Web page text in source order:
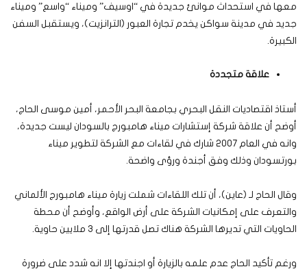
معها في استحداث موانئ جديدة في “اوسيف” وميناء “واسع” وميناء
جديد في مدينة سواكن يخدم تجارة العبور (الترانزيت)، ويستقبل السفن
الكبيرة.
علاقة متجددة
أستاذ اقتصاديات النقل البحري بجامعة البحر الأحمر، أمين موسى الحاج،
أوضح أن علاقة شركة إستشارات ميناء هامبورج بالسودان ليست جديدة،
وانه في العام 2007 شارك في لقاءات مع الشركة لتطوير ميناء
بورتسودان وذلك وفق أجندة ورؤى واضحة.
وقال الحاج لـ (عاين)، أن تلك اللقاءات شملت زيارة ميناء هامبورج الألماني
والتعرف على إمكانيات الشركة على أرض الواقع، وأوضح أن محطة
الحاويات التي تديرها الشركة هناك تصل قدرتها إلى 3 ملايين حاوية.
ورغم تأكيد الحاج عدم علمه بالزيارة أو اجندتها إلا انه شدد على ضرورة